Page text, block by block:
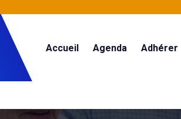
Accueil Agenda Adhérer